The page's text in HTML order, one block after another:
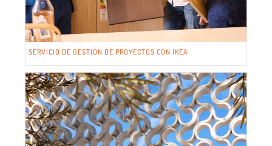
SERVICIO DE GESTIÓN DE PROYECTOS CON IKEA